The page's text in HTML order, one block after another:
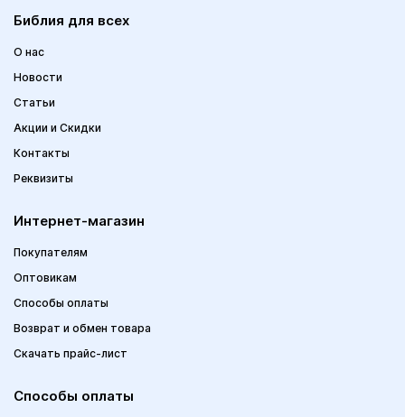
Библия для всех
О нас
Новости
Статьи
Акции и Скидки
Контакты
Реквизиты
Интернет-магазин
Покупателям
Оптовикам
Способы оплаты
Возврат и обмен товара
Скачать прайс-лист
Способы оплаты